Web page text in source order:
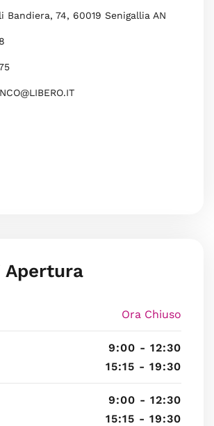
Bandiera, 74, 60019 Senigallia AN
Apertura
Ora Chiuso
9:00 - 12:30
15:15 - 19:30
9:00 - 12:30
15:15 - 19:30